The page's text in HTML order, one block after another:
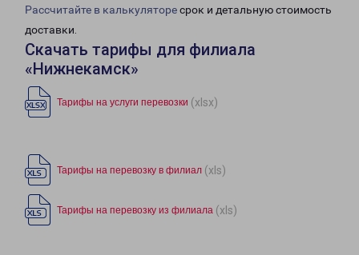
Рассчитайте в калькуляторесрок и детальную стоимость
доставки.
Скачать тарифы для филиала
«Нижнекамск»
Тарифы на услуги перевозки (xlsx)
Тарифы на перевозку в филиал (xls)
Тарифы на перевозку из филиала (xls)